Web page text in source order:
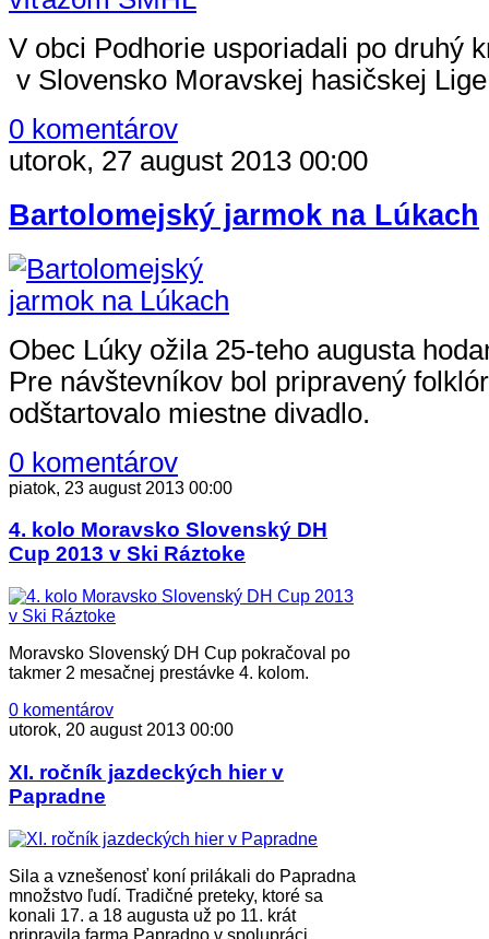
V obci Podhorie usporiadali po druhý
v Slovensko Moravskej hasičskej
0 komentárov
utorok, 27 august 2013 00:00
Bartolomejský jarmok na Lúkach
Obec Lúky ožila 25-teho augusta
Pre návštevníkov bol pripravený
odštartovalo miestne divadlo.
0 komentárov
piatok, 23 august 2013 00:00
4. kolo Moravsko Slovenský DH
Cup 2013 v Ski Ráztoke
Moravsko Slovenský DH Cup pokračoval po
takmer 2 mesačnej prestávke 4. kolom.
0 komentárov
utorok, 20 august 2013 00:00
XI. ročník jazdeckých hier v
Papradne
Sila a vznešenosť koní prilákali do Papradna
množstvo ľudí. Tradičné preteky, ktoré sa
konali 17. a 18 augusta už po 11. krát
pripravila farma Papradno v spolupráci